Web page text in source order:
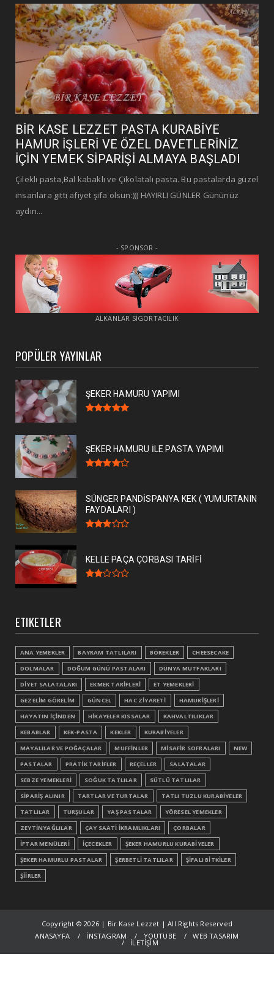
BİR KASE LEZZET PASTA KURABİYE
HAMUR İŞLERİ VE ÖZEL DAVETLERİNİZ
İÇİN YEMEK SİPARİŞİ ALMAYA BAŞLADI
Çilekli pasta,Bal kabaklı ve Çikolatalı pasta. Bu pastalarda güzel
insanlara gitti afiyet şifa olsun:))) HAYIRLI GÜNLER Gününüz
aydın...
- SPONSOR -
ALKANLAR SİGORTACILIK
POPÜLER YAYINLAR
ŞEKER HAMURU YAPIMI
ŞEKER HAMURU İLE PASTA YAPIMI
SÜNGER PANDİSPANYA KEK ( YUMURTANIN
FAYDALARI )
KELLE PAÇA ÇORBASI TARİFİ
ETIKETLER
ANA YEMEKLER BAYRAM TATLILARI BÖREKLER
CHEESECAKE
DOLMALAR
DOĞUM GÜNÜ PASTALARI
DÜNYA MUTFAKLARI
DİYET SALATALARI
EKMEK TARİFLERİ
ET YEMEKLERİ
GEZELİM GÖRELİM
GÜNCEL HAC ZİYARETİ
HAMURİŞLERİ
HAYATIN İÇİNDEN
HİKAYELER KISSALAR
KAHVALTILIKLAR
KEBABLAR
KEK-PASTA KEKLER
KURABİYELER
MAYALILAR VE POĞAÇALAR
MUFFİNLER MİSAFİR SOFRALARI
NEW
PASTALAR
PRATİK TARİFLER REÇELLER
SALATALAR
SEBZE YEMEKLERİ
SOĞUK TATLILAR
SÜTLÜ TATLILAR
SİPARİŞ ALINIR
TARTLAR VE TURTALAR
TATLI TUZLU KURABİYELER
TATLILAR
TURŞULAR YAŞ PASTALAR
YÖRESEL YEMEKLER
ZEYTİNYAĞLILAR
ÇAY SAATİ İKRAMLIKLARI
ÇORBALAR
İFTAR MENÜLERİ
İÇECEKLER
ŞEKER HAMURLU KURABİYELER
ŞEKER HAMURLU PASTALAR
ŞERBETLİ TATLILAR
ŞİFALI BİTKİLER
ŞİİRLER
Copyright ©2026 | Bir Kase Lezzet | All Rights Reserved
ANASAYFA
İNSTAGRAM YOUTUBE WEB TASARIM
İLETİŞİM